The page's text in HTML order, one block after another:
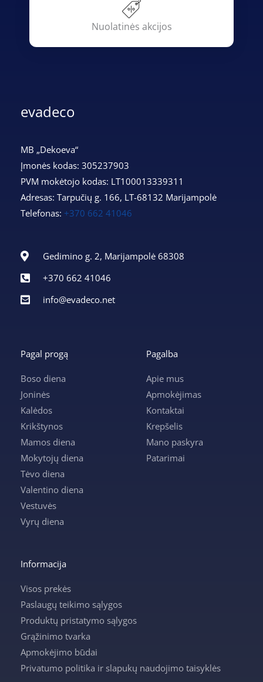
Nuolatinės akcijos
evadeco
MB „Dekoeva“
Įmonės kodas: 305237903
PVM mokėtojo kodas: LT100013339311
Adresas: Tarpučių g. 166, LT-68132 Marijampolė
Telefonas: +370 662 41046
Gedimino g. 2, Marijampolė 68308
+370 662 41046
info@evadeco.net
Pagal progą
Boso diena
Joninės
Kalėdos
Krikštynos
Mamos diena
Mokytojų diena
Tėvo diena
Valentino diena
Vestuvės
Vyrų diena
Pagalba
Apie mus
Apmokėjimas
Kontaktai
Krepšelis
Mano paskyra
Patarimai
Informacija
Visos prekės
Paslaugų teikimo sąlygos
Produktų pristatymo sąlygos
Grąžinimo tvarka
Apmokėjimo būdai
Privatumo politika ir slapukų naudojimo taisyklės